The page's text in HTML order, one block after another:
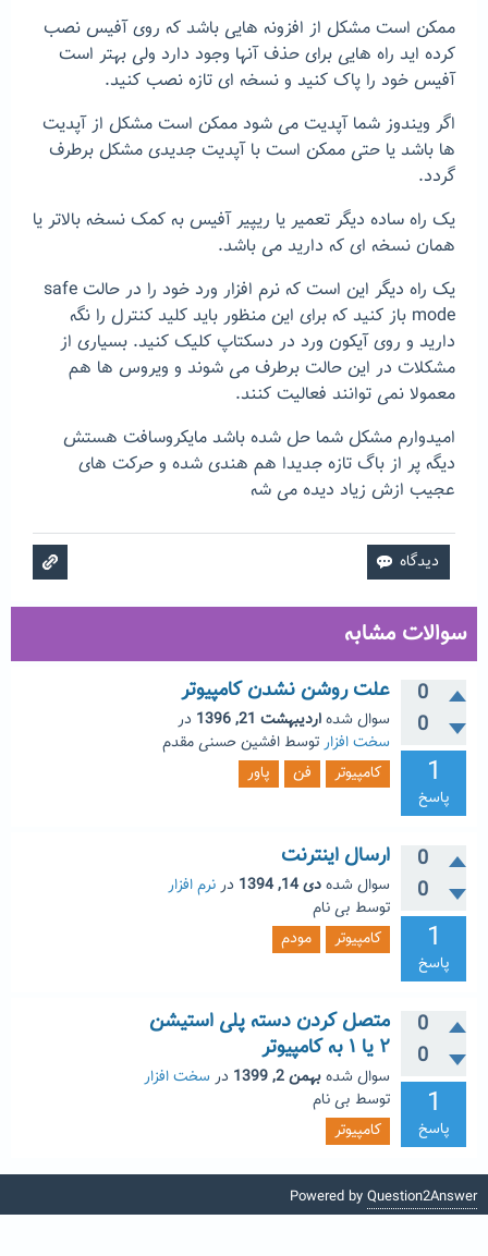
ممکن است مشکل از افزونه هایی باشد که روی آفیس نصب
کرده اید راه هایی برای حذف آنها وجود دارد ولی بهتر است
آفیس خود را پاک کنید و نسخه ای تازه نصب کنید.
اگر ویندوز شما آپدیت می شود ممکن است مشکل از آپدیت
ها باشد یا حتی ممکن است با آپدیت جدیدی مشکل برطرف
گردد.
یک راه ساده دیگر تعمیر یا ریپیر آفیس به کمک نسخه بالاتر یا
همان نسخه ای که دارید می باشد.
یک راه دیگر این است که نرم افزار ورد خود را در حالت safe
mode باز کنید که برای این منظور باید کلید کنترل را نگه
دارید و روی آیکون ورد در دسکتاپ کلیک کنید. بسیاری از
مشکلات در این حالت برطرف می شوند و ویروس ها هم
معمولا نمی توانند فعالیت کنند.
امیدوارم مشکل شما حل شده باشد مایکروسافت هستش
دیگه پر از باگ تازه جدیدا هم هندی شده و حرکت های
عجیب ازش زیاد دیده می شه
سوالات مشابه
0
0
1
پاسخ
علت روشن نشدن کامپیوتر
سوال شدهاردیبهشت 21, 1396
در
سخت افزارتوسط افشین حسنی مقدم
کامپیوتر
فن پاور
0
0
1
پاسخ
ارسال اینترنت
سوال شدهدی 14, 1394 درنرم افزار
توسط بی نام
کامپیوتر
مودم
0
0
1
پاسخ
متصل کردن دسته پلی استیشن
۲ یا ۱ به کامپیوتر
سوال شدهبهمن 2, 1399 در سخت افزار
توسط بی نام
کامپیوتر
Powered by Question2Answer